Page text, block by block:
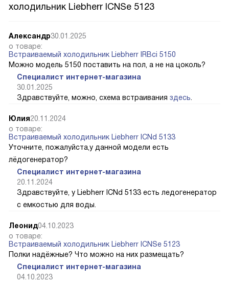
холодильник Liebherr ICNSe 5123
Александр30.01.2025
о товаре:
Встраиваемый холодильник Liebherr IRBci 5150
Можно модель 5150 поставить на пол, а не на цоколь?
Специалист интернет-магазина
30.01.2025
Здравствуйте, можно, схема встраивания здесь
Юлия20.11.2024
о товаре:
Встраиваемый холодильник Liebherr ICNd 5133
Уточните, пожалуйста,у данной модели есть
лёдогенератор?
Специалист интернет-магазина
20.11.2024
Здравствуйте, у Liebherr ICNd 5133 есть ледогенератор
с емкостью для воды.
Леонид04.10.2023
о товаре:
Встраиваемый холодильник Liebherr ICNSe 5123
Полки надёжные? Что можно на них размещать?
Специалист интернет-магазина
04.10.2023